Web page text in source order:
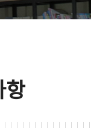
항